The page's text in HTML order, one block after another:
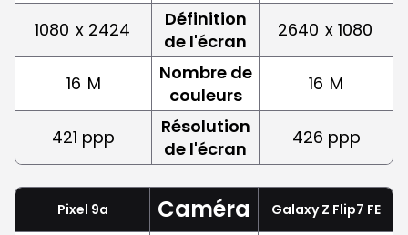
1080 x 2424
Définition
de l'écran
2640 x 1080
16 M
Nombre de
couleurs
16 M
421 ppp
Résolution
de l'écran
426 ppp
Pixel 9a Caméra Galaxy Z Flip7 FE